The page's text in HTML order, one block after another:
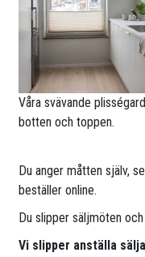
Våra svävande
botten och toppen.
Du anger måtten själv,
beställer online.
Du slipper säljmöten
Vi slipper anställa